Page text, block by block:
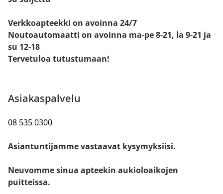
Verkkoapteekki on avoinna 24/7
Noutoautomaatti on avoinna ma-pe 8-21, la 9-21 ja
su 12-18
Tervetuloa tutustumaan!
Asiakaspalvelu
08 535 0300
Asiantuntijamme vastaavat kysymyksiisi.
Neuvomme sinua apteekin aukioloaikojen
puitteissa.